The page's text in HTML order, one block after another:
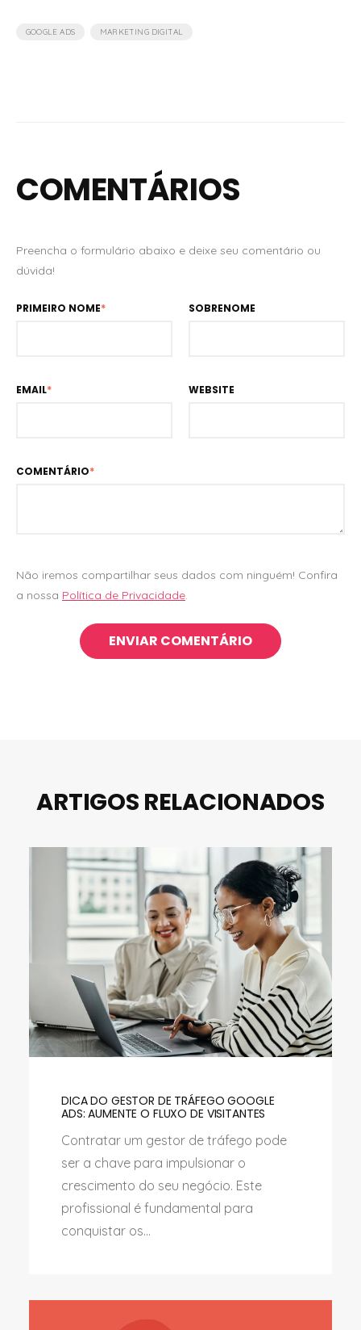
GOOGLE ADS MARKETING DIGITAL
COMENTÁRIOS
Preencha o formulário abaixo e deixe seu comentário ou
dúvida!
PRIMEIRO NOME* SOBRENOME
EMAIL* WEBSITE
COMENTÁRIO*
Não iremos compartilhar seus dados com ninguém! Confira
a nossa Política de Privacidade.
ARTIGOS RELACIONADOS
DICA DO GESTOR DE TRÁFEGO GOOGLE
ADS: AUMENTE O FLUXO DE VISITANTES
Contratar um gestor de tráfego pode
ser a chave para impulsionar o
crescimento do seu negócio. Este
profissional é fundamental para
conquistar os...